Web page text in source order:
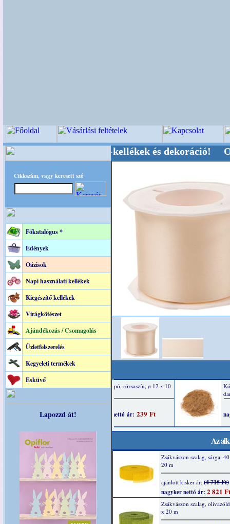
Cikkszám, vagy keresett szó
Főkatalógus *
Edények
Oázisok
Napi használati kellékek
Kiegészítő kellékek
Virágkötészet
Ajándékozás / Csomagolás
Üzletfelszerelés
Kegyeleti termékek
Esküvő
Lapozzd át!
, Kegyeleti-kellékek és dekoráció!
Az
Zsákvászon szalag, sárga,
20 m
ajánlott kisker ár: (4 715 Ft)
nagyker nettó ár: 2 821 Ft
Zsákvászon szalag,
x 20 m